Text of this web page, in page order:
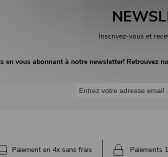
Inscrivez-vous et
en vous abonnant à notre newsletter! Retrouvez
Paiement en 4x sans frais Paiements